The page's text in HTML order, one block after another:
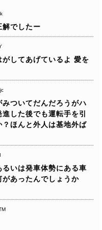
解でしたー
してあげているよ 愛を
ついてだんだろうがハ
した後でも運転手を引
ほんと外人は基地外ば
いは発車体勢にある車
あったんでしょうか